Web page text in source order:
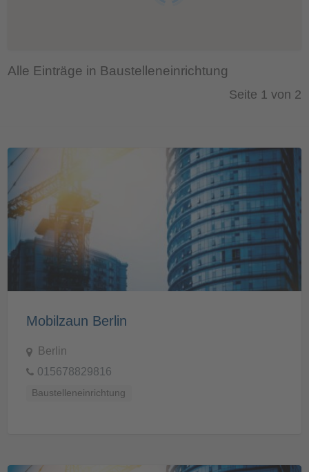
Alle Einträge in Baustelleneinrichtung
Seite 1 von 2
Mobilzaun Berlin
Berlin
015678829816
Baustelleneinrichtung